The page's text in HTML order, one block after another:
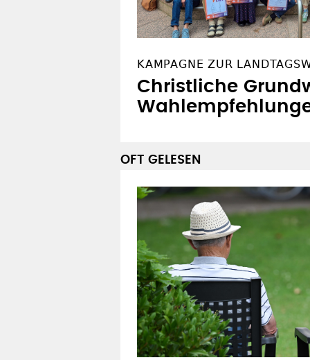
KAMPAGNE ZUR
Christliche
OFT GELESEN